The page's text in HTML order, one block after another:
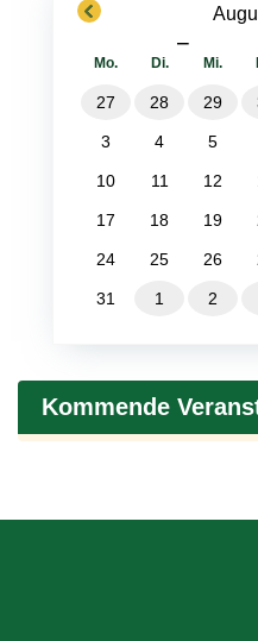
previous
−
Mo. Di. Mi.
27 28 29
3 4 5
10 11 12
17 18 19
24 25 26
31 1 2
Kommende